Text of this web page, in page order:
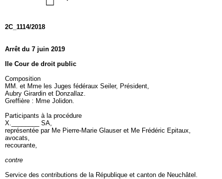
2C_1114/2018
Arrêt du 7 juin 2019
IIe Cour de droit public
Composition
MM. et Mme les Juges fédéraux Seiler, Président,
Aubry Girardin et Donzallaz.
Greffière : Mme Jolidon.
Participants à la procédure
X.________ SA,
représentée par Me Pierre-Marie Glauser et Me Frédéric Epitaux,
avocats,
recourante,
contre
Service des contributions de la République et canton de Neuchâtel.